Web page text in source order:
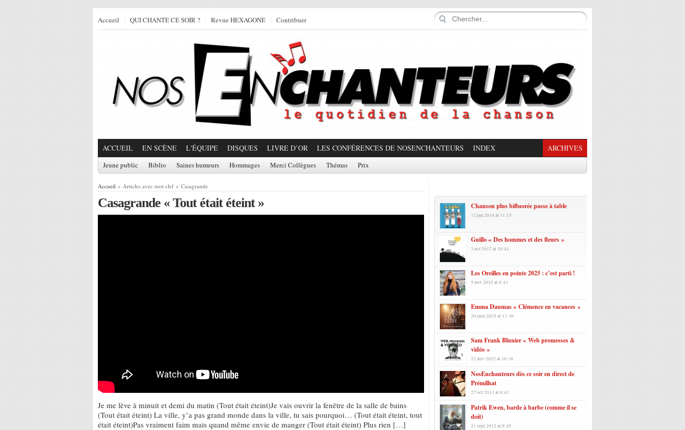
Accueil QUI CHANTE CE SOIR ? Revue HEXAGONE Contribuer
ACCUEIL EN SCÈNE L'ÉQUIPE DISQUES LIVRE D’OR LES CONFÉRENCES DE NOSENCHANTEURS INDEX ARCHIVES
Jeune public Biblio Saines humeurs Hommages Merci Collègues Thémas Prix
Accueil » Articles avec mot clef » Casagrande
Casagrande « Tout était éteint »
Je me lève à minuit et demi du matin (Tout était éteint)Je vais ouvrir la fenêtre de la salle de bains
(Tout était éteint) La ville, y’a pas grand monde dans la ville, tu sais pourquoi… (Tout était éteint, tout
était éteint)Pas vraiment faim mais quand même envie de manger (Tout était éteint) Plus rien […]
Chanson plus bifluorée passe à table
12 jan 2018 at 11:15
Guillo « Des hommes et des fleurs »
3 avr 2017 at 10:41
Les Oreilles en pointe 2025 : c’est parti !
5 nov 2025 at 8:43
Emma Daumas « Clémence en vacances »
20 juin 2025 at 11:30
Sam Frank Blunier « Web promesses &
vidéo »
22 nov 2022 at 10:16
NosEnchanteurs dès ce soir en direct de
Prémilhat
27 oct 2011 at 6:43
Patrik Ewen, barde à barbe (comme il se
doit)
21 sept 2012 at 9:45